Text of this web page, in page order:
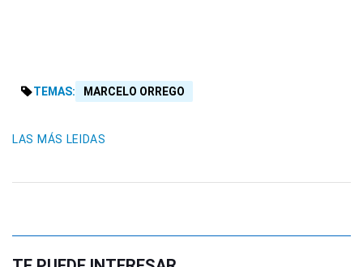
TEMAS: MARCELO ORREGO
LAS MÁS LEIDAS